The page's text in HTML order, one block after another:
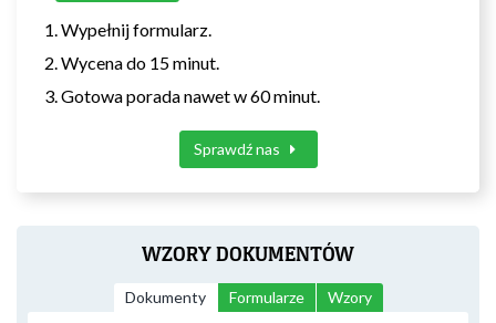
Wypełnij formularz.
Wycena do 15 minut.
Gotowa porada nawet w 60 minut.
Sprawdź nas
WZORY DOKUMENTÓW
Dokumenty Formularze Wzory